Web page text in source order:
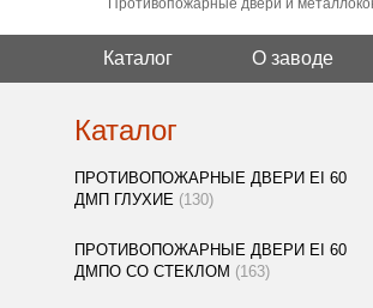
Противопожарные двери и
Каталог О заводе
Каталог
ПРОТИВОПОЖАРНЫЕ ДВЕРИ EI 60
ДМП ГЛУХИЕ (130)
ПРОТИВОПОЖАРНЫЕ ДВЕРИ EI 60
ДМПО СО СТЕКЛОМ (163)